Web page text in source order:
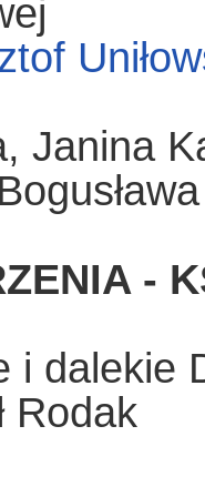
Janina
-
i dalekie
Rodak